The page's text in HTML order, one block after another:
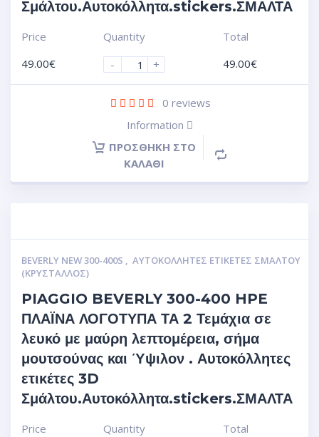
Σμάλτου.Αυτοκόλλητα.stickers.ΣΜΑΛΤΑ
Price
49.00€
Quantity
-
+
Total
49.00€
0 reviews
Information
ΠΡΟΣΘΉΚΗ ΣΤΟ
ΚΑΛΆΘΙ
BEVERLY NEW 300-400S , ΑΥΤΟΚΌΛΛΗΤΕΣ ΕΤΙΚΈΤΕΣ ΣΜΆΛΤΟΥ
(ΚΡΥΣΤΑΛΛΟΣ)
PIAGGIO BEVERLY 300-400 HPE
ΠΛΑΪΝΑ ΛΟΓΟΤΥΠΑ ΤΑ 2 Τεμάχια σε
λευκό με μαύρη λεπτομέρεια, σήμα
μουτσούνας και Ύψιλον . Αυτοκόλλητες
ετικέτες 3D
Σμάλτου.Αυτοκόλλητα.stickers.ΣΜΑΛΤΑ
Price
Quantity
Total